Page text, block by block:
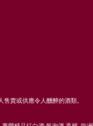
賣或供應令人醺醉的酒類。